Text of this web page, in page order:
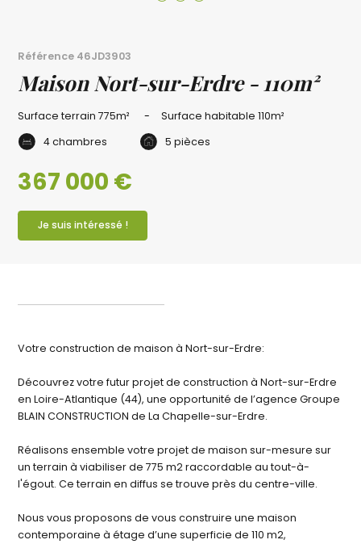
Référence 46JD3903
Maison Nort-sur-Erdre - 110m²
Surface terrain775m² Surface habitable110m²
4 chambres
5 pièces
367 000 €
Je suis intéressé !
Votre construction de maison à Nort-sur-Erdre:
Découvrez votre futur projet de construction à Nort-sur-Erdre
en Loire-Atlantique (44), une opportunité de l’agence Groupe
BLAIN CONSTRUCTION de La Chapelle-sur-Erdre.
Réalisons ensemble votre projet de maison sur-mesure sur
un terrain à viabiliser de 775 m2 raccordable au tout-à-
l'égout. Ce terrain en diffus se trouve près du centre-ville.
Nous vous proposons de vous construire une maison
contemporaine à étage d’une superficie de 110 m2,